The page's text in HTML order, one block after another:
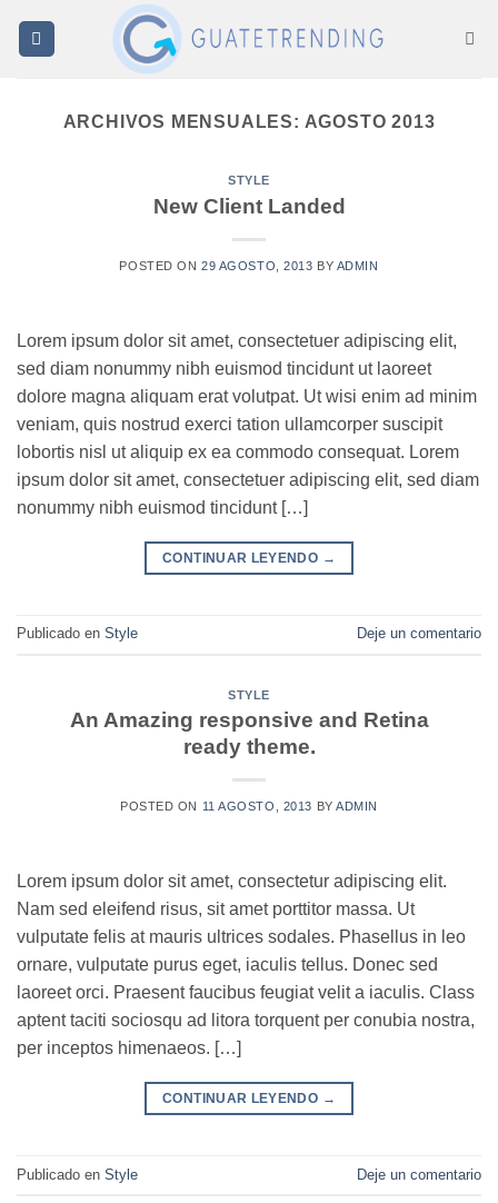
ARCHIVOS MENSUALES: AGOSTO 2013
STYLE
New Client Landed
POSTED ON29 AGOSTO, 2013 BY ADMIN
Lorem ipsum dolor sit amet, consectetuer adipiscing elit,
sed diam nonummy nibh euismod tincidunt ut laoreet
dolore magna aliquam erat volutpat. Ut wisi enim ad minim
veniam, quis nostrud exerci tation ullamcorper suscipit
lobortis nisl ut aliquip ex ea commodo consequat. Lorem
ipsum dolor sit amet, consectetuer adipiscing elit, sed diam
nonummy nibh euismod tincidunt […]
CONTINUAR LEYENDO →
Publicado en Style Deje un comentario
STYLE
An Amazing responsive and Retina
ready theme.
POSTED ON 11 AGOSTO, 2013 BYADMIN
Lorem ipsum dolor sit amet, consectetur adipiscing elit.
Nam sed eleifend risus, sit amet porttitor massa. Ut
vulputate felis at mauris ultrices sodales. Phasellus in leo
ornare, vulputate purus eget, iaculis tellus. Donec sed
laoreet orci. Praesent faucibus feugiat velit a iaculis. Class
aptent taciti sociosqu ad litora torquent per conubia nostra,
per inceptos himenaeos. […]
CONTINUAR LEYENDO →
Publicado en Style Deje un comentario